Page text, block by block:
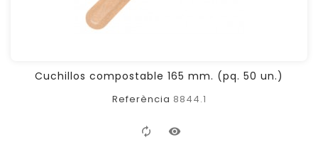
Cuchillos compostable 165 mm. (pq. 50 un.)
Referència 8844.1